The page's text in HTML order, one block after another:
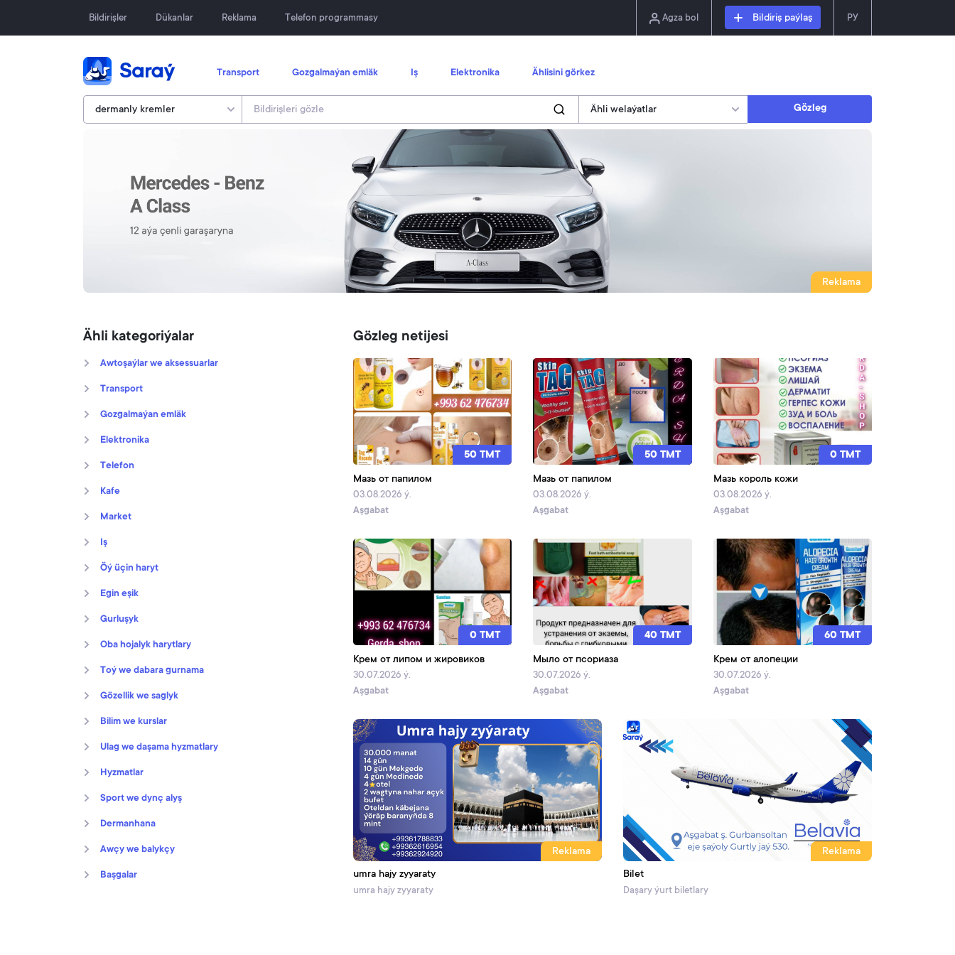
Bildirişler Dükanlar Reklama Telefon programmasy Agza bol Bildiriş paýlaş РУ
Transport Gozgalmaýan emläk Iş Elektronika Ählisini görkez
Gözleg
Reklama
Ähli kategoriýalar
Awtoşaýlar we aksessuarlar
Transport
Gozgalmaýan emläk
Elektronika
Telefon
Kafe
Market
Iş
Öý üçin haryt
Egin eşik
Gurluşyk
Oba hojalyk harytlary
Toý we dabara gurnama
Gözellik we saglyk
Bilim we kurslar
Ulag we daşama hyzmatlary
Hyzmatlar
Sport we dynç alyş
Dermanhana
Awçy we balykçy
Başgalar
Gözleg netijesi
50 TMT
Мазь от папилом
03.08.2026 ý.
Aşgabat
50 TMT
Мазь от папилом
03.08.2026 ý.
Aşgabat
0 TMT
Мазь король кожи
03.08.2026 ý.
Aşgabat
0 TMT
Крем от липом и жировиков
30.07.2026 ý.
Aşgabat
40 TMT
Мыло от псориаза
30.07.2026 ý.
Aşgabat
60 TMT
Крем от алопеции
30.07.2026 ý.
Aşgabat
Reklama
umra hajy zyyaraty
umra hajy zyyaraty
Reklama
Bilet
Daşary ýurt biletlary